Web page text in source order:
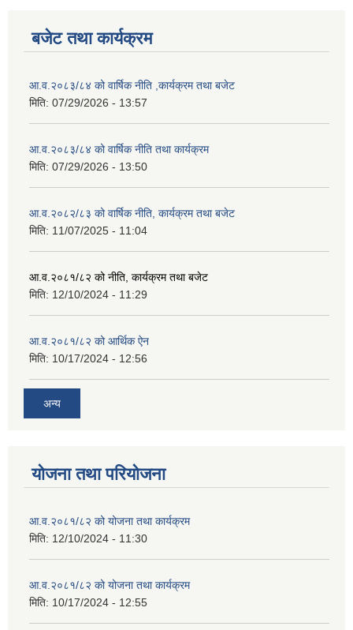
बजेट तथा कार्यक्रम
आ.व.२०८३/८४ को वार्षिक नीति ,कार्यक्रम तथा बजेट
मिति: 07/29/2026 - 13:57
आ.व.२०८३/८४ को वार्षिक नीति तथा कार्यक्रम
मिति: 07/29/2026 - 13:50
आ.व.२०८२/८३ को वार्षिक नीति, कार्यक्रम तथा बजेट
मिति: 11/07/2025 - 11:04
आ.व.२०८१/८२ को नीति, कार्यक्रम तथा बजेट
मिति: 12/10/2024 - 11:29
आ.व.२०८१/८२ को आर्थिक ऐन
मिति: 10/17/2024 - 12:56
अन्य
योजना तथा परियोजना
आ.व.२०८१/८२ को योजना तथा कार्यक्रम
मिति: 12/10/2024 - 11:30
आ.व.२०८१/८२ को योजना तथा कार्यक्रम
मिति: 10/17/2024 - 12:55